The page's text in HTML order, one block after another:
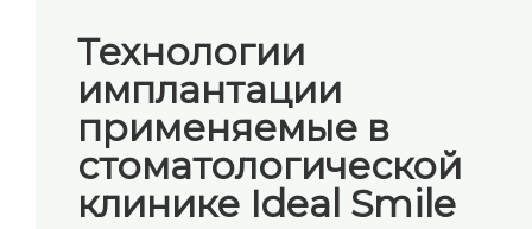
Технологии
имплантации
применяемые в
стоматологической
клинике Ideal Smile